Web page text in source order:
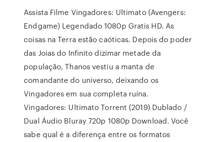
Assista Filme Vingadores: Ultimato (Avengers:
Endgame) Legendado 1080p Gratis HD. As
coisas na Terra estão caóticas. Depois do poder
das Joias do Infinito dizimar metade da
população, Thanos vestiu a manta de
comandante do universo, deixando os
Vingadores em sua completa ruína.
Vingadores: Ultimato Torrent (2019) Dublado /
Dual Áudio Bluray 720p 1080p Download. Você
sabe qual é a diferença entre os formatos